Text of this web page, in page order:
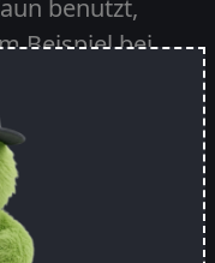
benutzt,
Beispiel bei
kaputt geht.
machen
dein
sammle